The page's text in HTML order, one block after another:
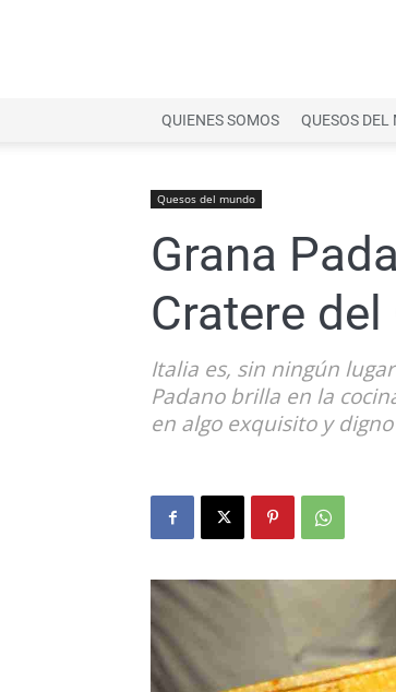
QUIENES SOMOS QUESOS DEL
Quesos del mundo
Grana
Cratere
Italia es, sin ningún
Padano brilla en la
en algo exquisito y